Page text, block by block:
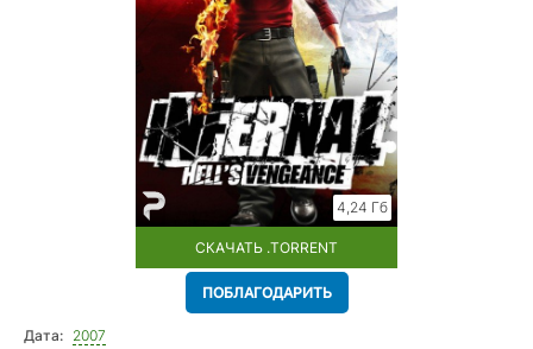
4,24 Гб
СКАЧАТЬ .TORRENT
ПОБЛАГОДАРИТЬ
Дата: 2007